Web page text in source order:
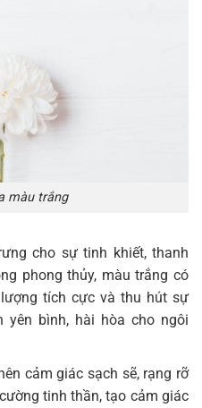
màu trắng
cho sự tinh khiết, thanh
phong thủy, màu trắng có
tích cực và thu hút sự
yên bình, hài hòa cho ngôi
cảm giác sạch sẽ, rạng rỡ
tinh thần, tạo cảm giác